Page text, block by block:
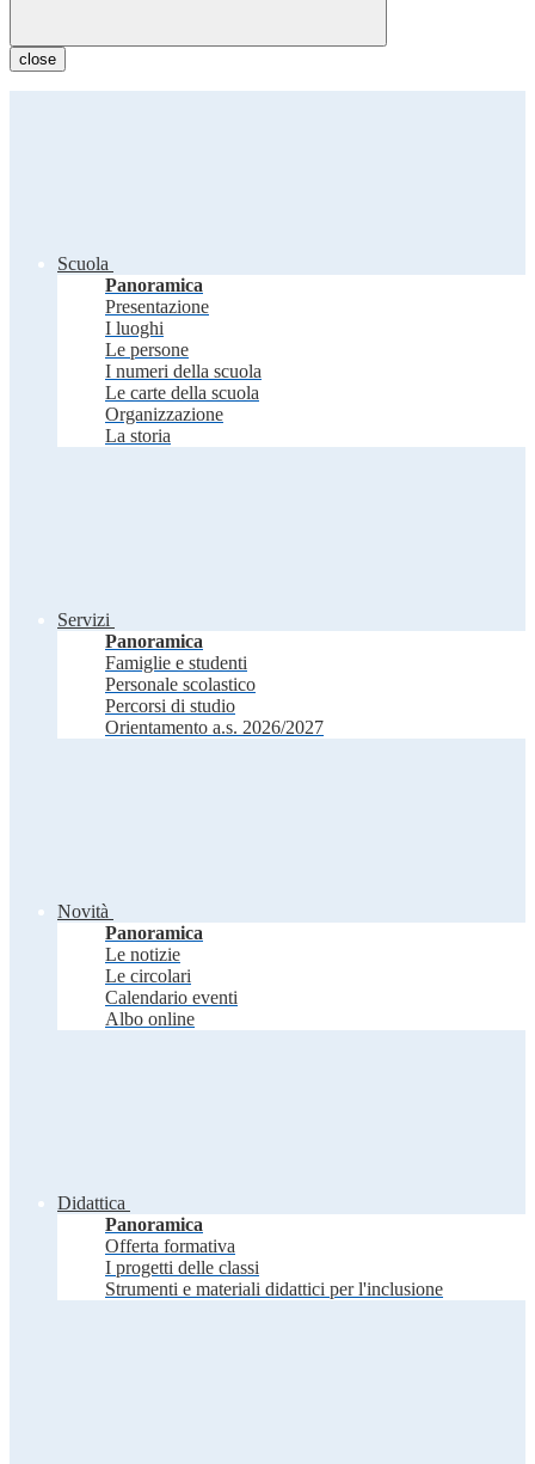
close
Scuola
Panoramica
Presentazione
I luoghi
Le persone
I numeri della scuola
Le carte della scuola
Organizzazione
La storia
Servizi
Panoramica
Famiglie e studenti
Personale scolastico
Percorsi di studio
Orientamento a.s. 2026/2027
Novità
Panoramica
Le notizie
Le circolari
Calendario eventi
Albo online
Didattica
Panoramica
Offerta formativa
I progetti delle classi
Strumenti e materiali didattici per l'inclusione